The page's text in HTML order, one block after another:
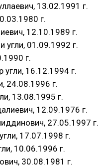
13.02.1991 г.
г.
12.10.1989 г.
01.09.1992 г.
г.
16.12.1994 г.
24.08.1996 г.
13.08.1995 г.
12.09.1976 г.
27.05.1997 г.
17.07.1998 г.
10.06.1996 г.
30.08.1981 г.